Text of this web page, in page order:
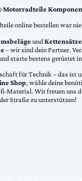
Motorradteile
online bestellen war
undKettensätze
– wir sind dein Partner.
starte bestens gerüstet
für Technik – das ist
Shop, wähle deine
Material. Wir freuen uns
Straße zu unterstützen!